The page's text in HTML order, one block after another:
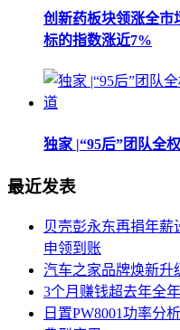
创新药板块领涨全市
标的指数涨近7%
独家 |“95后”团队全
最近发表
贝壳彭永东再捐年薪
申领到账
汽车之家品牌焕新升
3个月赚钱超去年全
日置PW8001功率分